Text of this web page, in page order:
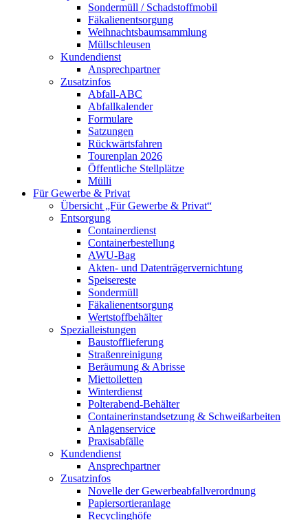
Sondermüll / Schadstoffmobil
Fäkalienentsorgung
Weihnachtsbaumsammlung
Müllschleusen
Kundendienst
Ansprechpartner
Zusatzinfos
Abfall-ABC
Abfallkalender
Formulare
Satzungen
Rückwärtsfahren
Tourenplan 2026
Öffentliche Stellplätze
Mülli
Für Gewerbe & Privat
Übersicht „Für Gewerbe & Privat“
Entsorgung
Containerdienst
Containerbestellung
AWU-Bag
Akten- und Datenträgervernichtung
Speisereste
Sondermüll
Fäkalienentsorgung
Wertstoffbehälter
Spezialleistungen
Baustofflieferung
Straßenreinigung
Beräumung & Abrisse
Miettoiletten
Winterdienst
Polterabend-Behälter
Containerinstandsetzung & Schweißarbeiten
Anlagenservice
Praxisabfälle
Kundendienst
Ansprechpartner
Zusatzinfos
Novelle der Gewerbeabfallverordnung
Papiersortieranlage
Recyclinghöfe